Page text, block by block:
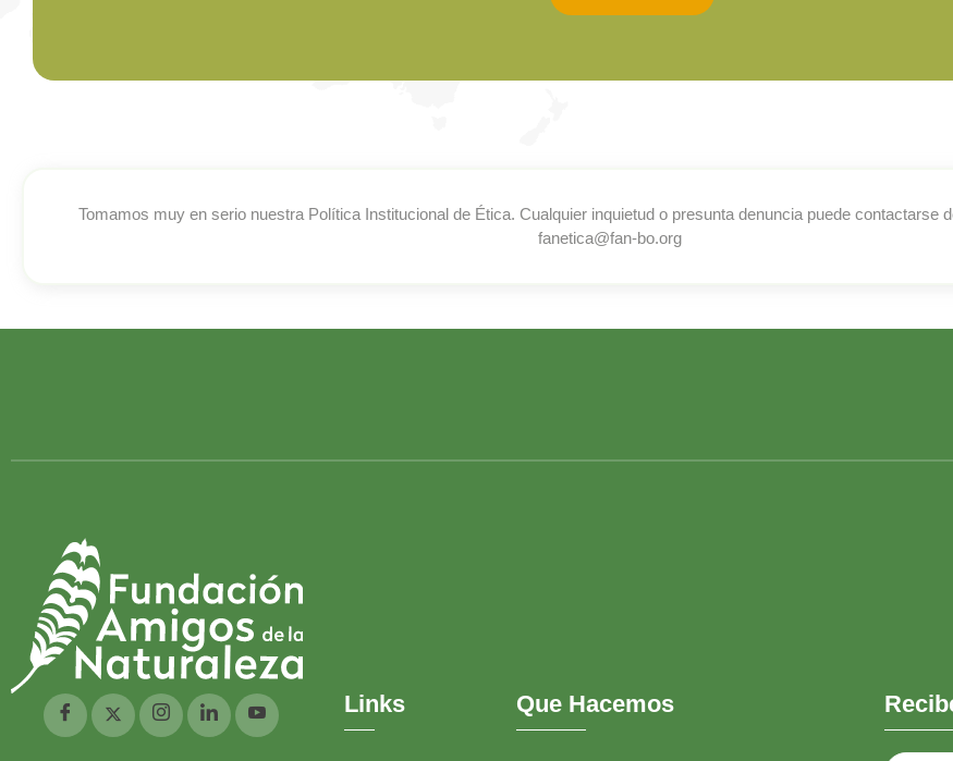
Tomamos muy en serio nuestra Política Institucional de Ética. Cualquier inquietud o presunta denuncia puede contactarse
fanetica@fan-bo.org​
Links Que Hacemos